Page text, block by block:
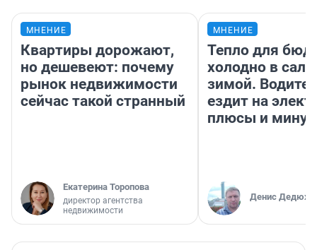
МНЕНИЕ
Квартиры дорожают,
но дешевеют: почему
рынок недвижимости
сейчас такой странный
Екатерина Торопова
директор агентства
недвижимости
МНЕНИЕ
Тепло для
холодно в
зимой.
ездит на
плюсы и
Денис